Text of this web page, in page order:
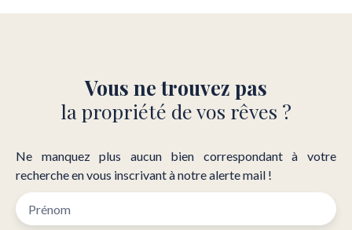
Vous ne trouvez pas
la propriété de vos rêves ?
Ne manquez plus aucun bien correspondant à votre
recherche en vous inscrivant à notre alerte mail !
Prénom